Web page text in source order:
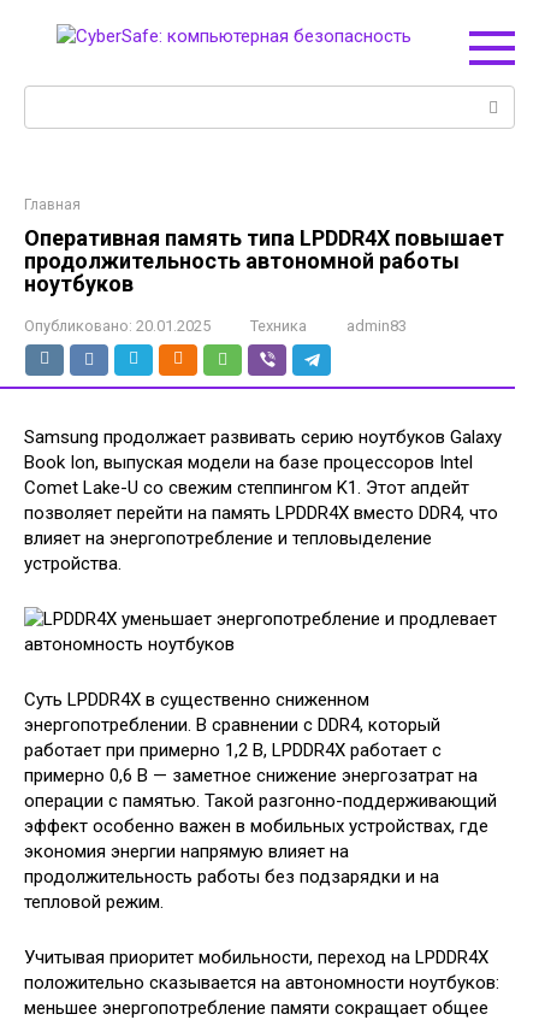
Главная
Оперативная память типа LPDDR4X повышает
продолжительность автономной работы
ноутбуков
Опубликовано: 20.01.2025 Техника admin83
Samsung продолжает развивать серию ноутбуков Galaxy
Book Ion, выпуская модели на базе процессоров Intel
Comet Lake-U со свежим степпингом K1. Этот апдейт
позволяет перейти на память LPDDR4X вместо DDR4, что
влияет на энергопотребление и тепловыделение
устройства.
Суть LPDDR4X в существенно сниженном
энергопотреблении. В сравнении с DDR4, который
работает при примерно 1,2 В, LPDDR4X работает с
примерно 0,6 В — заметное снижение энергозатрат на
операции с памятью. Такой разгонно-поддерживающий
эффект особенно важен в мобильных устройствах, где
экономия энергии напрямую влияет на
продолжительность работы без подзарядки и на
тепловой режим.
Учитывая приоритет мобильности, переход на LPDDR4X
положительно сказывается на автономности ноутбуков:
меньшее энергопотребление памяти сокращает общее